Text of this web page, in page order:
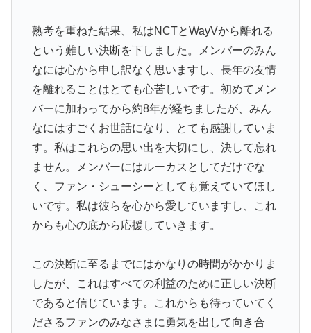
熟考を重ねた結果、私はNCTとWayVから離れる
という難しい決断を下しました。メンバーのみん
なには心から申し訳なく思いますし、長年の友情
を離れることはとても心苦しいです。初めてメン
バーに加わってから約8年が経ちましたが、みん
なにはすごくお世話になり、とても感謝していま
す。私はこれらの思い出を大切にし、決して忘れ
ません。メンバーにはルーカスとしてだけでな
く、ファン・シューシーとしても覚えていてほし
いです。私は彼らを心から愛していますし、これ
からも心の底から応援していきます。
この決断に至るまでにはかなりの時間がかかりま
したが、これはすべての利益のために正しい決断
であると信じています。これからも待っていてく
ださるファンのみなさまに勇気を出して向き合